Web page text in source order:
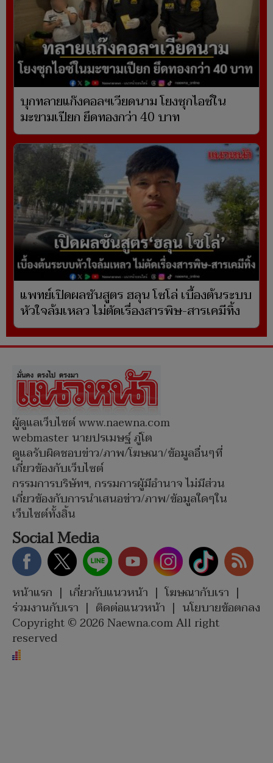
บุกทลายแก๊งคอลฯเวียดนาม โยงซุกไอซ์ใน
มะขามเปียก ยึดทองกว่า 40 บาท
แพทย์เปิดผลชันสูตร ฮลุน โซโล่ เบื้องต้นระบบ
หัวใจล้มเหลว ไม่ตัดเรื่องสารพิษ-สารเคมีทิ้ง
ผู้ดูแลเว็บไซต์ www.naewna.com
webmaster นายปรเมษฐ์ ภู่โต
ดูแลรับผิดชอบข่าว/ภาพ/โฆษณา/ข้อมูลอื่นๆที่
เกี่ยวข้องกับเว็บไซต์
กรรมการบริษัทฯ, กรรมการผู้มีอำนาจ ไม่มีส่วน
เกี่ยวข้องกับการนำเสนอข่าว/ภาพ/ข้อมูลใดๆใน
เว็บไซต์ทั้งสิ้น
Social Media
หน้าแรก | เกี่ยวกับแนวหน้า | โฆษณากับเรา |
ร่วมงานกับเรา | ติดต่อแนวหน้า | นโยบายข้อตกลง
Copyright © 2026 Naewna.com All right
reserved